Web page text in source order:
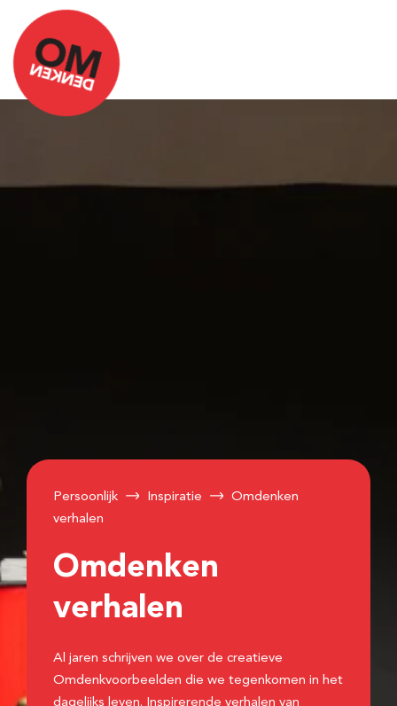
Persoonlijk Inspiratie
Omdenken
verhalen
Omdenken
verhalen
Al jaren schrijven we over de creatieve
Omdenkvoorbeelden die we tegenkomen in het
dagelijks leven. Inspirerende verhalen van